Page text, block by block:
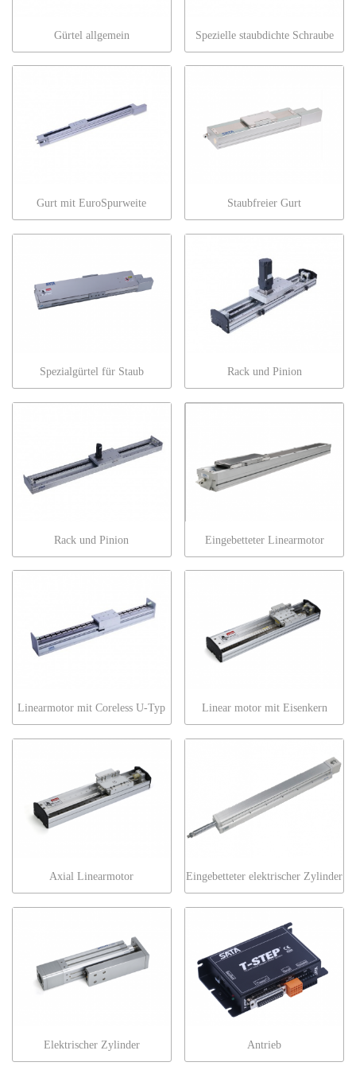
Gürtel allgemein Spezielle staubdichte Schraube
Gurt mit EuroSpurweite Staubfreier Gurt
Spezialgürtel für Staub Rack und Pinion
Rack und Pinion Eingebetteter Linearmotor
Linearmotor mit Coreless U-Typ Linear motor mit Eisenkern
Axial Linearmotor Eingebetteter elektrischer Zylinder
Elektrischer Zylinder Antrieb